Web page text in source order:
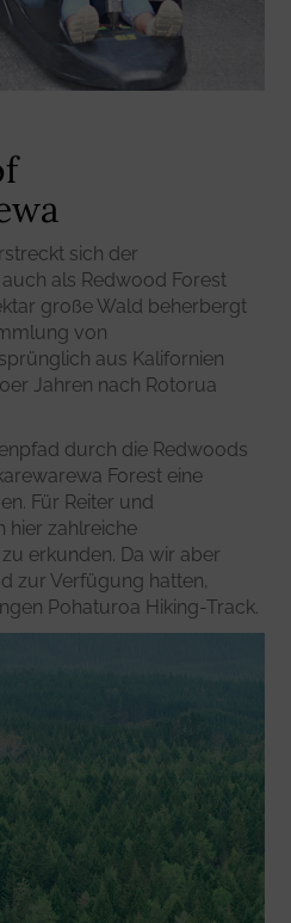
sich der
auch als Redwood Forest
große Wald beherbergt
von
aus Kalifornien
Jahren nach Rotorua
durch die Redwoods
Forest eine
Für Reiter und
hier zahlreiche
erkunden. Da wir aber
zur Verfügung hatten,
Pohaturoa Hiking-Track.